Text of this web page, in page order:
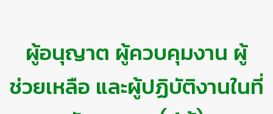
ผู้อนุญาต ผู้ควบคุมงาน ผู้
ช่วยเหลือ และผู้ปฏิบัติงานในที่